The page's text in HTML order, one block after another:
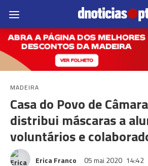
MADEIRA
Casa do Povo de
distribui máscaras a
voluntários e
Erica Franco 05 mai 2020 14:42